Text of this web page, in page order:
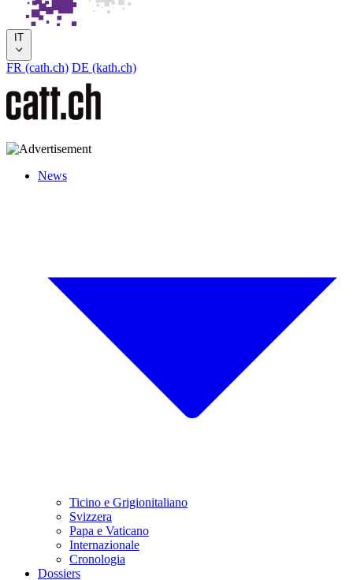
IT
FR (cath.ch) DE (kath.ch)
News
Ticino e Grigionitaliano
Svizzera
Papa e Vaticano
Internazionale
Cronologia
Dossiers